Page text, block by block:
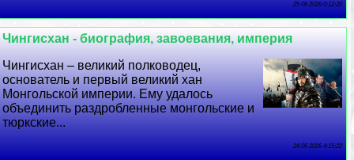
25 06 2026 0:12:20
Чингисхан - биография, завоевания, империя
Чингисхан – великий полководец,
основатель и первый великий хан
Монгольской империи. Ему удалось
объединить раздробленные монгольские и
тюркские...
24 06 2026 4:15:22